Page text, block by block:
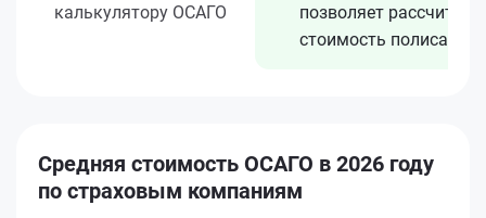
калькулятору ОСАГО
позволяет рассчитать
стоимость полиса
Средняя стоимость ОСАГО в 2026 году
по страховым компаниям